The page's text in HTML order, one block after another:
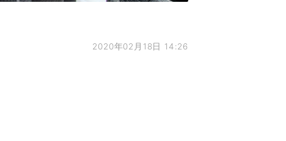
2020年02月18日 14:26